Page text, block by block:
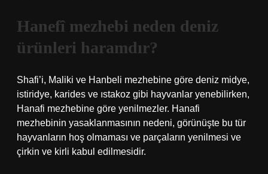
Hanefî mezhebi neden deniz
ürünleri haramdır?
Shafi’i, Maliki ve Hanbeli mezhebine göre deniz midye,
istiridye, karides ve ıstakoz gibi hayvanlar yenebilirken,
Hanafi mezhebine göre yenilmezler. Hanafi
mezhebinin yasaklanmasının nedeni, görünüşte bu tür
hayvanların hoş olmaması ve parçaların yenilmesi ve
çirkin ve kirli kabul edilmesidir.